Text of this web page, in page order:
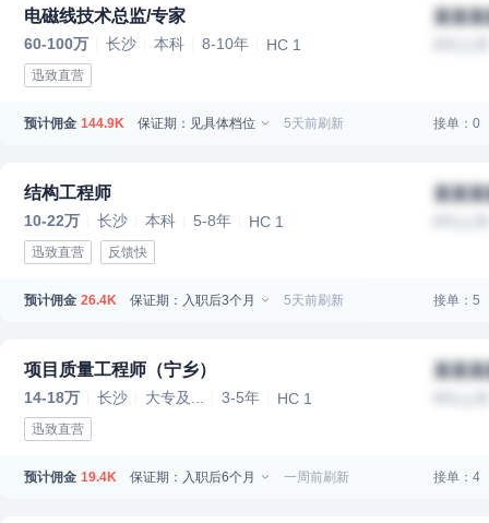
电磁线技术总监/专家
60-100万 长沙 本科 8-10年 HC 1
迅致直营
某某
预计佣金 144.9K 保证期：见具体档位 5天前刷新 接单：0
结构工程师
10-22万 长沙 本科 5-8年 HC 1
迅致直营 反馈快
某某
预计佣金 26.4K 保证期：入职后3个月 5天前刷新 接单：5
项目质量工程师（宁乡）
14-18万 长沙 大专及... 3-5年 HC 1
迅致直营
某某
预计佣金 19.4K 保证期：入职后6个月 一周前刷新 接单：4